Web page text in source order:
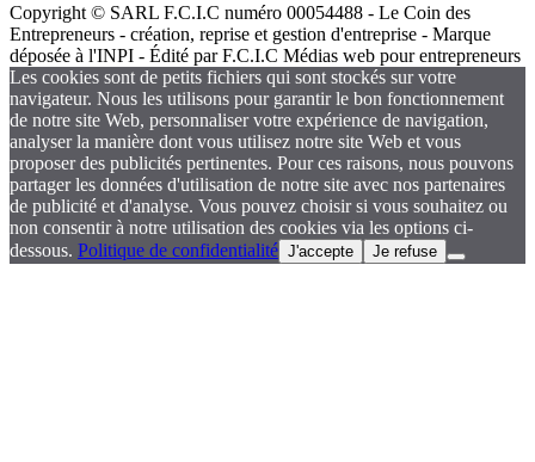
Copyright © SARL F.C.I.C numéro 00054488 - Le Coin des
Entrepreneurs - création, reprise et gestion d'entreprise - Marque
déposée à l'INPI - Édité par F.C.I.C Médias web pour entrepreneurs
Les cookies sont de petits fichiers qui sont stockés sur votre
navigateur. Nous les utilisons pour garantir le bon fonctionnement
de notre site Web, personnaliser votre expérience de navigation,
analyser la manière dont vous utilisez notre site Web et vous
proposer des publicités pertinentes. Pour ces raisons, nous pouvons
partager les données d'utilisation de notre site avec nos partenaires
de publicité et d'analyse. Vous pouvez choisir si vous souhaitez ou
non consentir à notre utilisation des cookies via les options ci-
dessous. Politique de confidentialité J'accepte Je refuse